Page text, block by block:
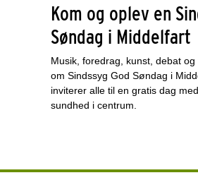
Kom og oplev en
Søndag i Middelfart
Musik, foredrag, kunst, debat
om Sindssyg God Søndag i
inviterer alle til en gratis dag
sundhed i centrum.